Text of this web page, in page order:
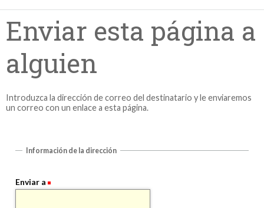
Enviar esta página a
alguien
Introduzca la dirección de correo del destinatario y le enviaremos
un correo con un enlace a esta página.
Información de la dirección
Enviar a